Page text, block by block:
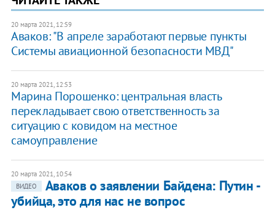
20 марта 2021, 12:59
Аваков: "В апреле заработают первые пункты
Системы авиационной безопасности МВД"
20 марта 2021, 12:53
Марина Порошенко: центральная власть
перекладывает свою ответственность за
ситуацию с ковидом на местное
самоуправление
20 марта 2021, 10:54
ВИДЕО
Аваков о заявлении Байдена: Путин -
убийца, это для нас не вопрос